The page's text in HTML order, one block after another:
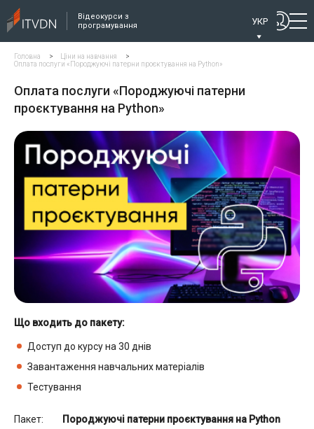
Відеокурси з
програмування
УКР
Головна > Ціни на навчання
>
Оплата послуги «Породжуючі патерни проєктування на Python»
Оплата послуги «Породжуючі патерни
проєктування на Python»
Що входить до пакету:
Доступ до курсу на 30 днів
Завантаження навчальних матеріалів
Тестування
Пакет:
Породжуючі патерни проєктування на Python